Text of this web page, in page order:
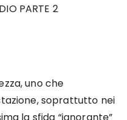
PARTE 2
uno che
soprattutto nei